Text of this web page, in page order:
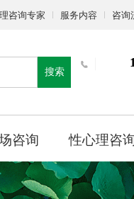
咨询专家 服务内容 咨询
搜索
咨询 性心理咨